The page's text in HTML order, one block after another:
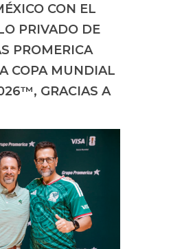
CON EL
PRIVADO DE
PROMERICA
COPA MUNDIAL
GRACIAS A